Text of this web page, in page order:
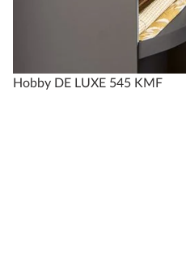
Hobby DE LUXE 545 KMF